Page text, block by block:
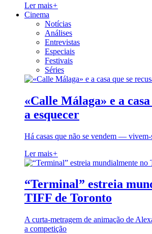
Ler mais+
Cinema
Notícias
Análises
Entrevistas
Especiais
Festivais
Séries
«Calle Málaga» e a
a esquecer
Há casas que não se vendem — vivem-
Ler mais+
“Terminal” estreia
TIFF de Toronto
A curta-metragem de animação de
a competição